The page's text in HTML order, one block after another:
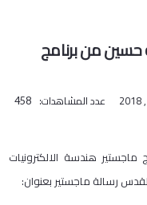
حسين من برنامج
عدد المشاهدات: 458
هندسة الالكترونيات
رسالة ماجستير بعنوان: